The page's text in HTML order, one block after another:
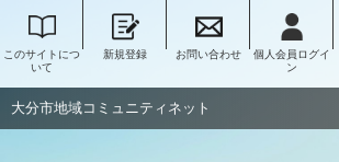
このサイトにつ
いて
新規登録 お問い合わせ
個人会員ログイ
ン
大分市地域コミュニティネット